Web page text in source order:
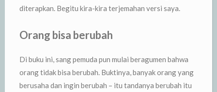
diterapkan. Begitu kira-kira terjemahan versi saya.
Orang bisa berubah
Di buku ini, sang pemuda pun mulai beragumen bahwa
orang tidak bisa berubah. Buktinya, banyak orang yang
berusaha dan ingin berubah – itu tandanya berubah itu